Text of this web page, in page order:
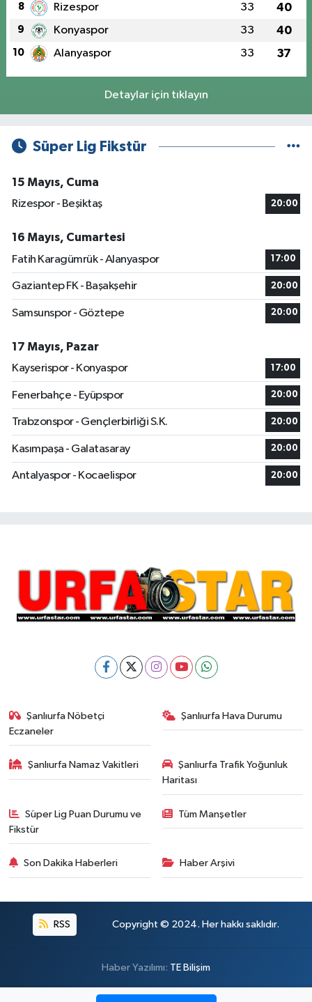
8 Rizespor 33 40
9 Konyaspor 33 40
10 Alanyaspor 33 37
Detaylar için tıklayın
Süper Lig Fikstür
15 Mayıs, Cuma
Rizespor - Beşiktaş
20:00
16 Mayıs, Cumartesi
Fatih Karagümrük - Alanyaspor
17:00
Gaziantep FK - Başakşehir 20:00
Samsunspor - Göztepe 20:00
17 Mayıs, Pazar
Kayserispor - Konyaspor
17:00
Fenerbahçe - Eyüpspor 20:00
Trabzonspor - Gençlerbirliği S.K. 20:00
Kasımpaşa - Galatasaray 20:00
Antalyaspor - Kocaelispor 20:00
Şanlıurfa Nöbetçi
Eczaneler
Şanlıurfa Hava Durumu
Şanlıurfa Namaz Vakitleri
Şanlıurfa Trafik Yoğunluk
Haritası
Süper Lig Puan Durumu ve
Fikstür
Tüm Manşetler
Son Dakika Haberleri Haber Arşivi
RSS Copyright © 2024. Her hakkı saklıdır.
Haber Yazılımı: TE Bilişim